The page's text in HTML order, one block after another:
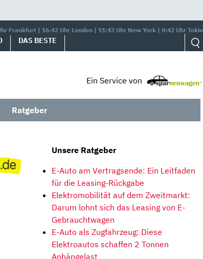
Frankfurt | 16:42 Uhr London | 11:42 Uhr New York | 0:42 Uhr Tokio
DAS BESTE
Ein Service von
Ratgeber
Unsere Ratgeber
E-Auto am Vertragsende: Ein Leitfaden
für die Leasing-Rückgabe
Elektromobilität auf dem Zweitmarkt:
Darum lohnt sich das Leasing von E-
Gebrauchtwagen
E-Auto als Zugfahrzeug: Diese
Elektroautos schaffen 2 Tonnen
Anhängelast